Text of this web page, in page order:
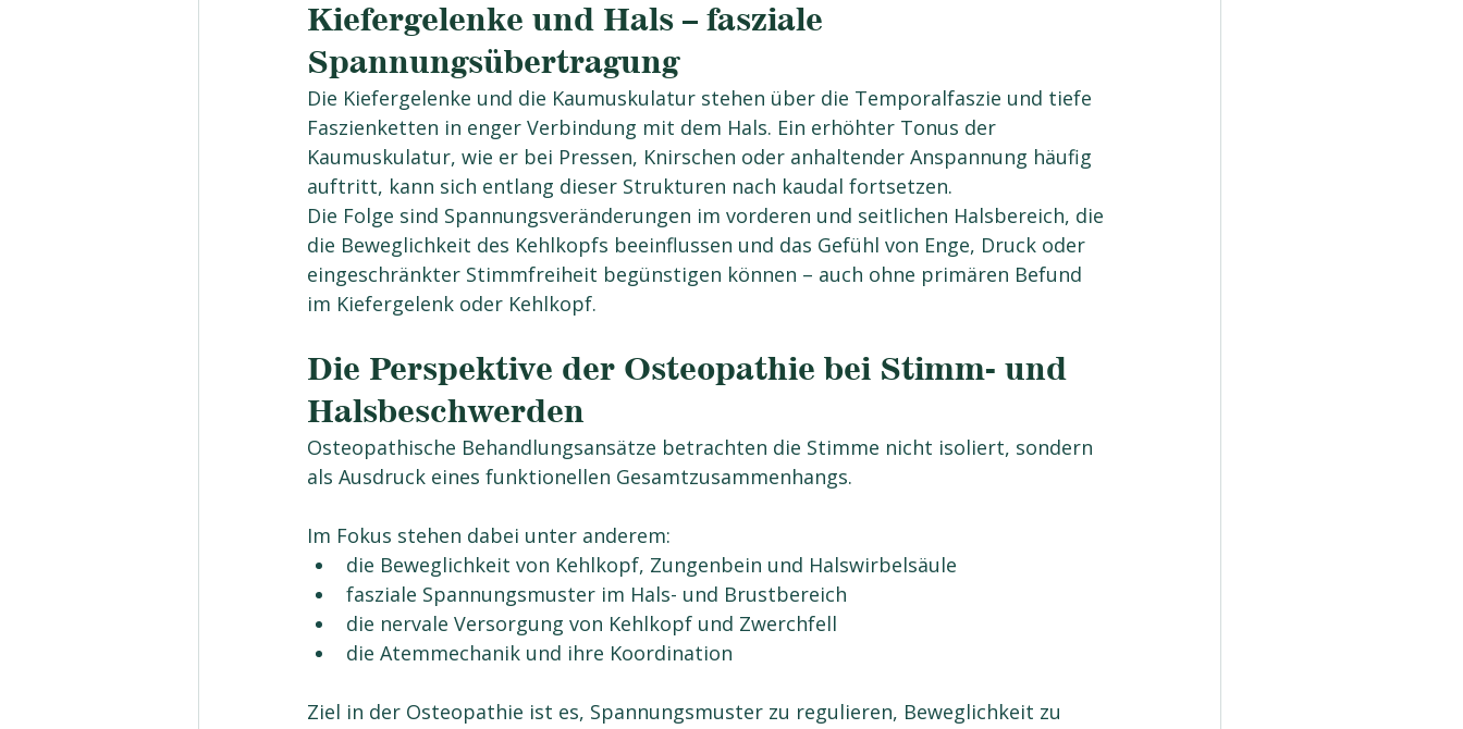
Kiefergelenke und Hals – fasziale
Spannungsübertragung
Die Kiefergelenke und die Kaumuskulatur stehen über die Temporalfaszie und tiefe
Faszienketten in enger Verbindung mit dem Hals. Ein erhöhter Tonus der
Kaumuskulatur, wie er bei Pressen, Knirschen oder anhaltender Anspannung häufig
auftritt, kann sich entlang dieser Strukturen nach kaudal fortsetzen.
Die Folge sind Spannungsveränderungen im vorderen und seitlichen Halsbereich, die
die Beweglichkeit des Kehlkopfs beeinflussen und das Gefühl von Enge, Druck oder
eingeschränkter Stimmfreiheit begünstigen können – auch ohne primären Befund
im Kiefergelenk oder Kehlkopf.
Die Perspektive der Osteopathie bei Stimm- und
Halsbeschwerden
Osteopathische Behandlungsansätze betrachten die Stimme nicht isoliert, sondern
als Ausdruck eines funktionellen Gesamtzusammenhangs.
Im Fokus stehen dabei unter anderem:
die Beweglichkeit von Kehlkopf, Zungenbein und Halswirbelsäule
fasziale Spannungsmuster im Hals- und Brustbereich
die nervale Versorgung von Kehlkopf und Zwerchfell
die Atemmechanik und ihre Koordination
Ziel in der Osteopathie ist es, Spannungsmuster zu regulieren, Beweglichkeit zu